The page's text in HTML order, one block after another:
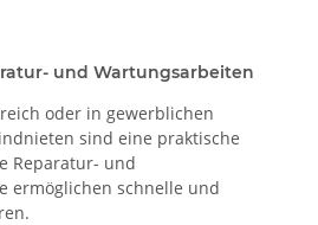
und Wartungsarbeiten
oder in gewerblichen
sind eine praktische
Reparatur- und
ermöglichen schnelle und